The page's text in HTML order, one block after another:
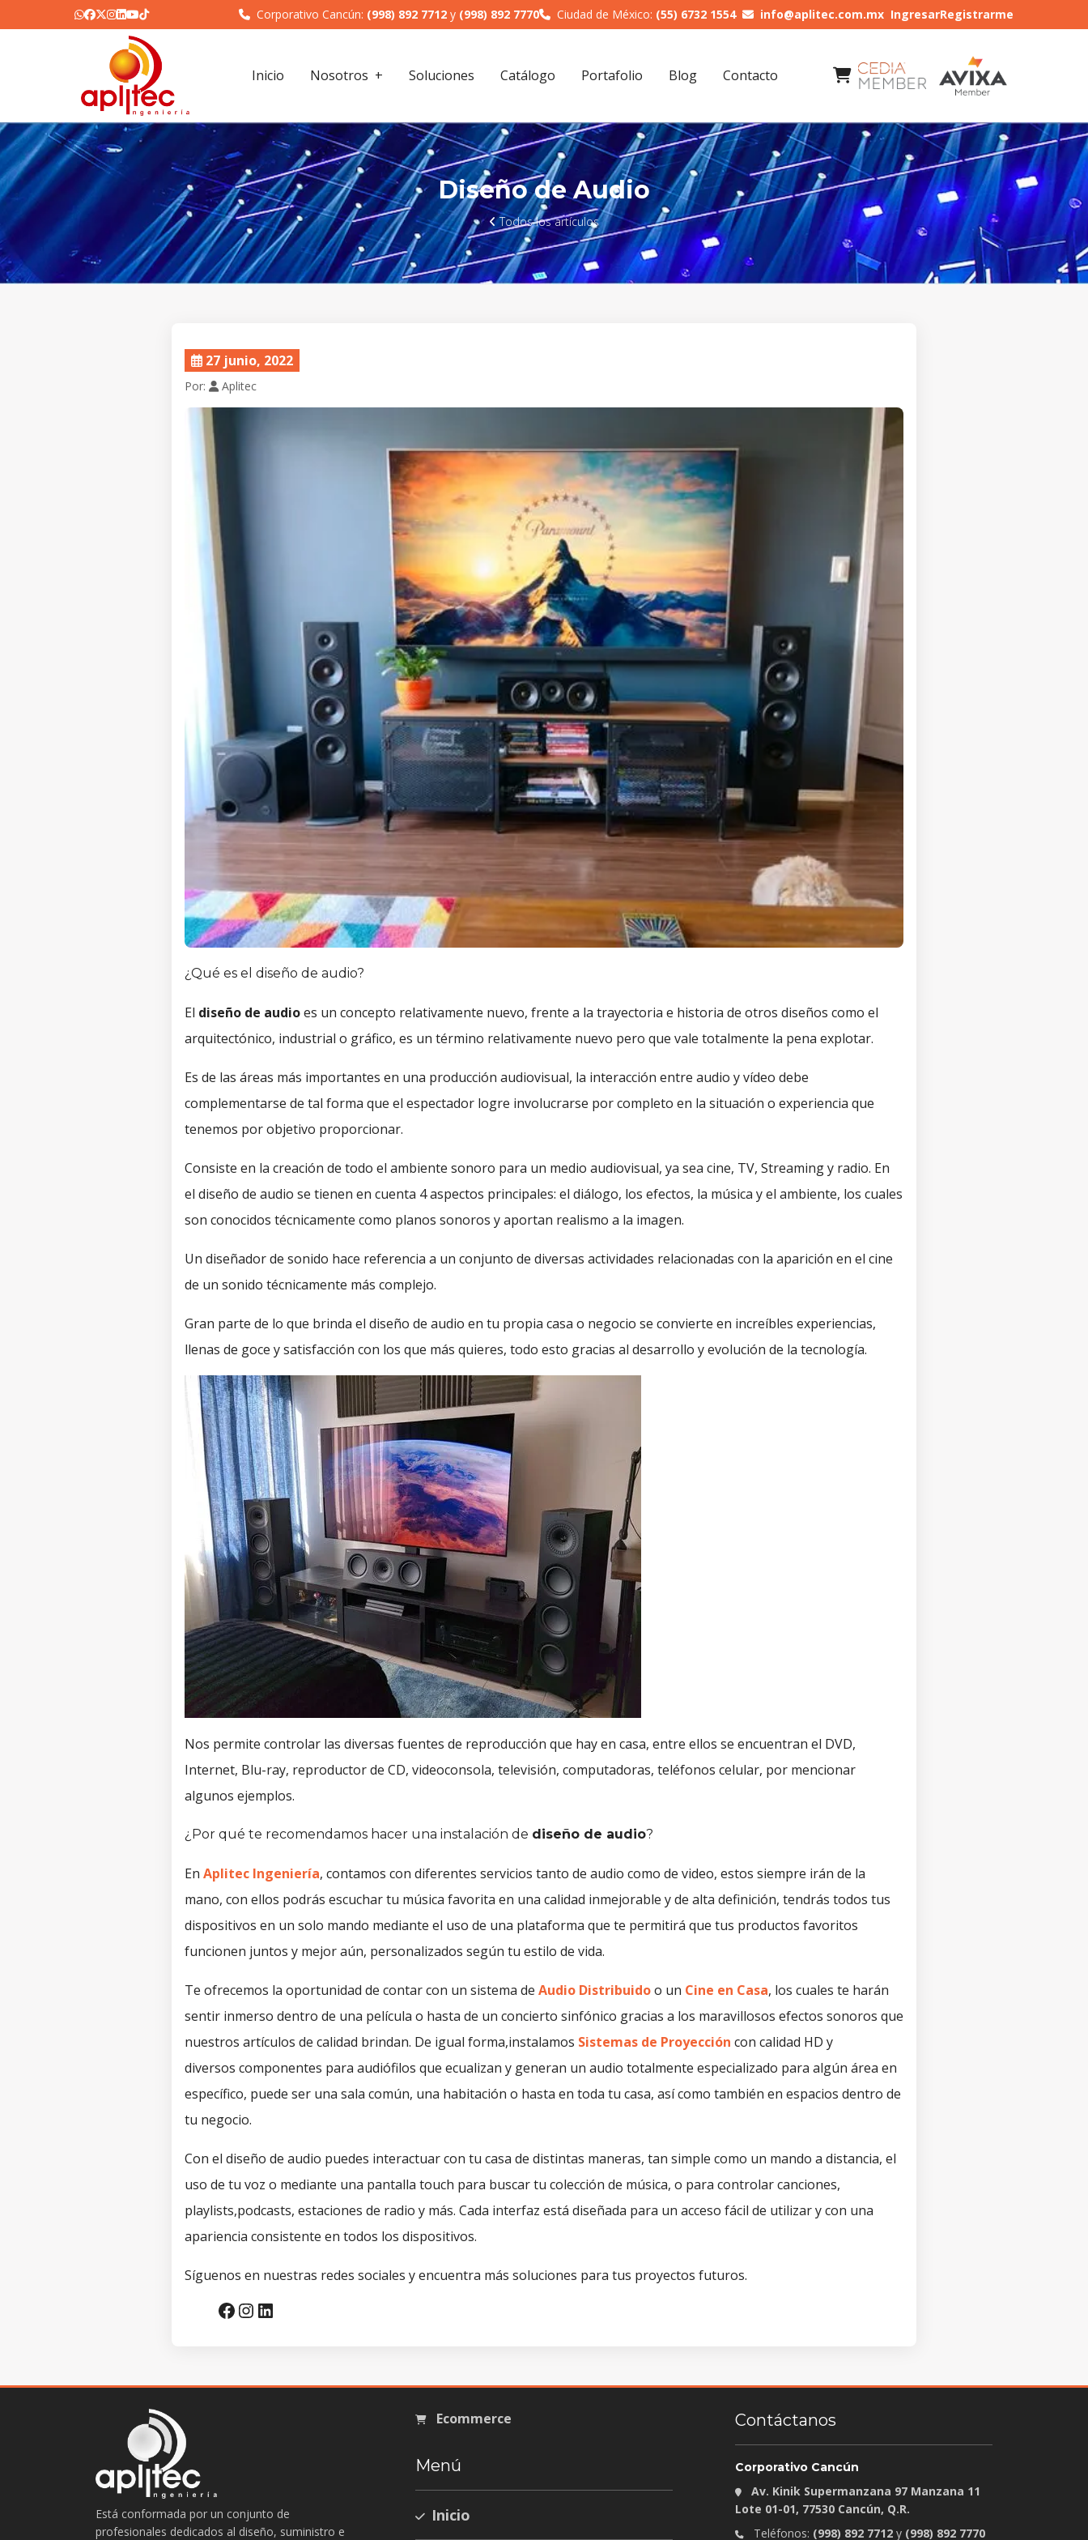
Corporativo Cancún: (998) 892 7712 y (998) 892 7770 Ciudad de México: (55) 6732 1554 info@aplitec.com.mx IngresarRegistrarme
Inicio Nosotros Soluciones Catálogo Portafolio Blog Contacto
Diseño de Audio
Todos los artículos
27 junio, 2022
Por: Aplitec
¿Qué es el diseño de audio?
El diseño de audioes un concepto relativamente nuevo, frente a la trayectoria e historia de otros diseños como el
arquitectónico, industrial o gráfico, es un término relativamente nuevo pero que vale totalmente la pena explotar.
Es de las áreas más importantes en una producción audiovisual, la interacción entre audio y vídeo debe
complementarse de tal forma que el espectador logre involucrarse por completo en la situación o experiencia que
tenemos por objetivo proporcionar.
Consiste en la creación de todo el ambiente sonoro para un medio audiovisual, ya sea cine, TV, Streaming y radio. En
el diseño de audio se tienen en cuenta 4 aspectos principales: el diálogo, los efectos, la música y el ambiente, los cuales
son conocidos técnicamente como planos sonoros y aportan realismo a la imagen.
Un diseñador de sonido hace referencia a un conjunto de diversas actividades relacionadas con la aparición en el cine
de un sonido técnicamente más complejo.
Gran parte de lo que brinda el diseño de audio en tu propia casa o negocio se convierte en increíbles experiencias,
llenas de goce y satisfacción con los que más quieres, todo esto gracias al desarrollo y evolución de la tecnología.
Nos permite controlar las diversas fuentes de reproducción que hay en casa, entre ellos se encuentran el DVD,
Internet, Blu-ray, reproductor de CD, videoconsola, televisión, computadoras, teléfonos celular, por mencionar
algunos ejemplos.
¿Por qué te recomendamos hacer una instalación de diseño de audio?
En Aplitec Ingeniería, contamos con diferentes servicios tanto de audio como de video, estos siempre irán de la
mano, con ellos podrás escuchar tu música favorita en una calidad inmejorable y de alta definición, tendrás todos tus
dispositivos en un solo mando mediante el uso de una plataforma que te permitirá que tus productos favoritos
funcionen juntos y mejor aún, personalizados según tu estilo de vida.
Te ofrecemos la oportunidad de contar con un sistema de Audio Distribuidoo un Cine en Casa, los cuales te harán
sentir inmerso dentro de una película o hasta de un concierto sinfónico gracias a los maravillosos efectos sonoros que
nuestros artículos de calidad brindan. De igual forma,instalamos Sistemas de Proyección con calidad HD y
diversos componentes para audiófilos que ecualizan y generan un audio totalmente especializado para algún área en
específico, puede ser una sala común, una habitación o hasta en toda tu casa, así como también en espacios dentro de
tu negocio.
Con el diseño de audio puedes interactuar con tu casa de distintas maneras, tan simple como un mando a distancia, el
uso de tu voz o mediante una pantalla touch para buscar tu colección de música, o para controlar canciones,
playlists,podcasts, estaciones de radio y más. Cada interfaz está diseñada para un acceso fácil de utilizar y con una
apariencia consistente en todos los dispositivos.
Síguenos en nuestras redes sociales y encuentra más soluciones para tus proyectos futuros.
Facebook
Instagram
LinkedIn
Está conformada por un conjunto de
profesionales dedicados al diseño, suministro e
Ecommerce
Menú
Inicio
Contáctanos
Corporativo Cancún
Av. Kinik Supermanzana 97 Manzana 11
Lote 01-01, 77530 Cancún, Q.R.
Teléfonos: (998) 892 7712y (998) 892 7770